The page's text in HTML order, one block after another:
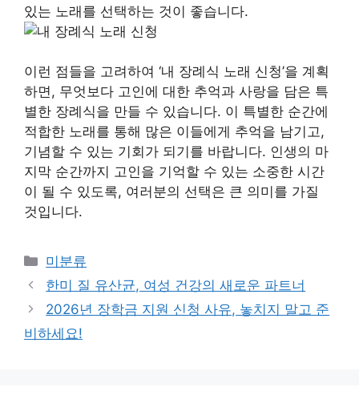
있는 노래를 선택하는 것이 좋습니다.
이런 점들을 고려하여 ‘내 장례식 노래 신청’을 계획
하면, 무엇보다 고인에 대한 추억과 사랑을 담은 특
별한 장례식을 만들 수 있습니다. 이 특별한 순간에
적합한 노래를 통해 많은 이들에게 추억을 남기고,
기념할 수 있는 기회가 되기를 바랍니다. 인생의 마
지막 순간까지 고인을 기억할 수 있는 소중한 시간
이 될 수 있도록, 여러분의 선택은 큰 의미를 가질
것입니다.
Categories
미분류
한미 질 유산균, 여성 건강의 새로운 파트너
2026년 장학금 지원 신청 사유, 놓치지 말고 준
비하세요!